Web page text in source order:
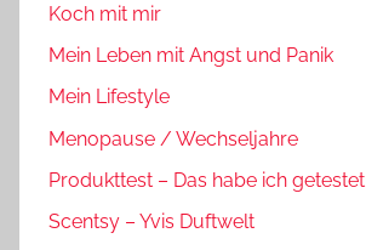
Koch mit mir
Mein Leben mit Angst und Panik
Mein Lifestyle
Menopause / Wechseljahre
Produkttest – Das habe ich getestet
Scentsy – Yvis Duftwelt